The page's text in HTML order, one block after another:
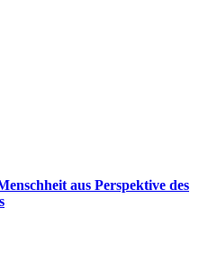
aus Perspektive des